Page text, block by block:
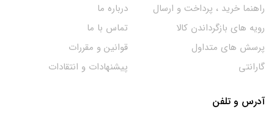
راهنما خرید ، پرداخت و ارسال
رویه های بازگرداندن کالا
پرسش های متداول
گارانتی
درباره ما
تماس با ما
قوانین و مقررات
پیشنهادات و انتقادات
آدرس و تلفن